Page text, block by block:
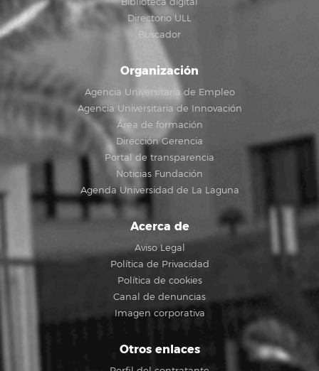
Directorio ULL
Buscador
Organización
Agencia Universitaria de Empleo
Agencia Universitaria de Innovación
Área de formación
Dirección Gerencia
Portal de transparencia
Noticias Fundación
Agenda Universidad de La Laguna
Acerca de
Aviso Legal
Política de Privacidad
Política de cookies
Canal de denuncias
Imagen corporativa
Otros enlaces